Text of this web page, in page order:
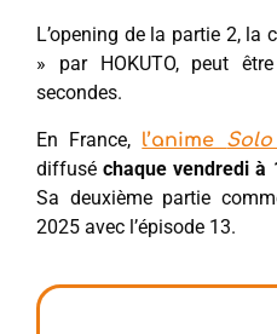
L’opening de la partie 2, la
» par HOKUTO, peut
secondes.
En France, l’anime
diffuséchaque vendredi à
Sa deuxième partie
2025 avec l’épisode 13.